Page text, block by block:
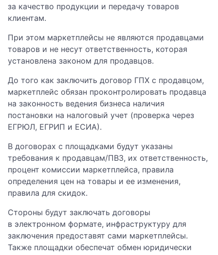
за качество продукции и передачу товаров
клиентам.
При этом маркетплейсы не являются продавцами
товаров и не несут ответственность, которая
установлена законом для продавцов.
До того как заключить договор ГПХ с продавцом,
маркетплейс обязан проконтролировать продавца
на законность ведения бизнеса наличия
постановки на налоговый учет (проверка через
ЕГРЮЛ, ЕГРИП и ЕСИА).
В договорах с площадками будут указаны
требования к продавцам/ПВЗ, их ответственность,
процент комиссии маркетплейса, правила
определения цен на товары и ее изменения,
правила для скидок.
Стороны будут заключать договоры
в электронном формате, инфраструктуру для
заключения предоставят сами маркетплейсы.
Также площадки обеспечат обмен юридически